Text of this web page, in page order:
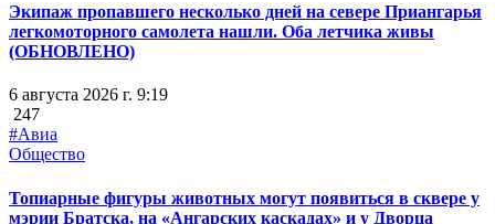
Экипаж пропавшего несколько дней на севере Приангарья
легкомоторного самолета нашли. Оба летчика живы
(ОБНОВЛЕНО)
6 августа 2026 г. 9:19
247
#Авиа
Общество
Топиарные фигуры животных могут появиться в сквере у
мэрии Братска, на «Ангарских каскадах» и у Дворца